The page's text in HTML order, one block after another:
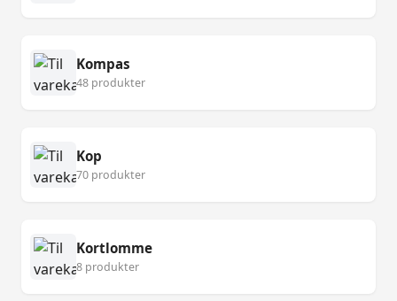
Kompas
48 produkter
Kop
70 produkter
Kortlomme
8 produkter